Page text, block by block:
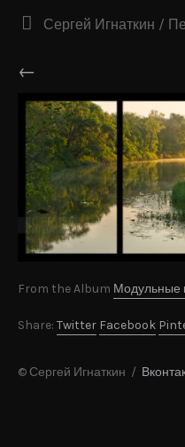
Сергей Игнаткин /
←
From the Album Модульные
Share: Twitter Facebook
© Сергей Игнаткин /